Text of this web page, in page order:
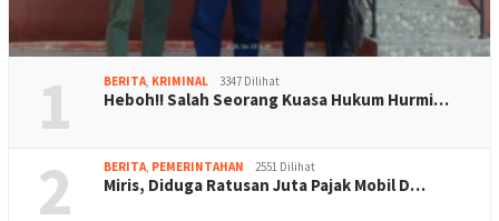
1 BERITA, KRIMINAL 3347 Dilihat
Heboh!! Salah Seorang Kuasa Hukum Hurmi…
2 BERITA, PEMERINTAHAN 2551 Dilihat
Miris, Diduga Ratusan Juta Pajak Mobil D…